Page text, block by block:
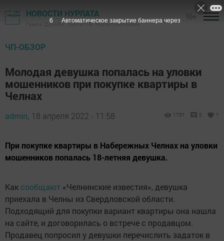
НОВОСТИ НУРЛАТА
Газета "Дружба", Нурлат ТВ - Нурлатский район
ЧП-ОБЗОР
Молодая девушка попалась на уловки
мошенников при покупке квартиры в
Челнах
admin, 18 апреля 2022 - 11:58 1751 0 1
При покупке квартиры в Набережных Челнах на уловки
мошенников попалась 18-летняя девушка.
Как сообщают «Челнинские известия», девушка
приехала в Челны из Свердловской области.
Подходящий для покупки вариант квартиры она нашла
на сайте, и договорилась о встрече с продавцом.
Продавец попросил у девушки перечислить задаток в
5 Автоматическое закрытие баннера через